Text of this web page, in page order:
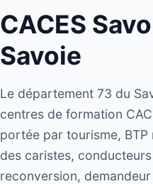
CACES
Savoie
Le département 73 du
centres de formation
portée par tourisme,
des caristes,
reconversion,